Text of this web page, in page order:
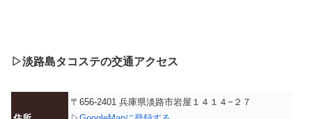
▷淡路島タコステの交通アクセス
〒656-2401 兵庫県淡路市岩屋１４１４−２７